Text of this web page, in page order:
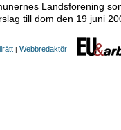
Landsforening
till dom den 19 juni
| Webbredaktör